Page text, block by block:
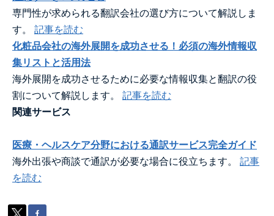
専門性が求められる翻訳会社の選び方について解説しま
す。 記事を読む
化粧品会社の海外展開を成功させる！必須の海外情報収
集リストと活用法
海外展開を成功させるために必要な情報収集と翻訳の役
割について解説します。 記事を読む
関連サービス
医療・ヘルスケア分野における通訳サービス完全ガイド
海外出張や商談で通訳が必要な場合に役立ちます。 記事
を読む